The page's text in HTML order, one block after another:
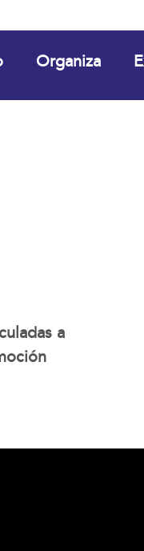
Organiza
a